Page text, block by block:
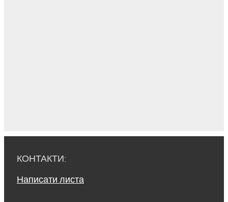
КОНТАКТИ:
Написати листа